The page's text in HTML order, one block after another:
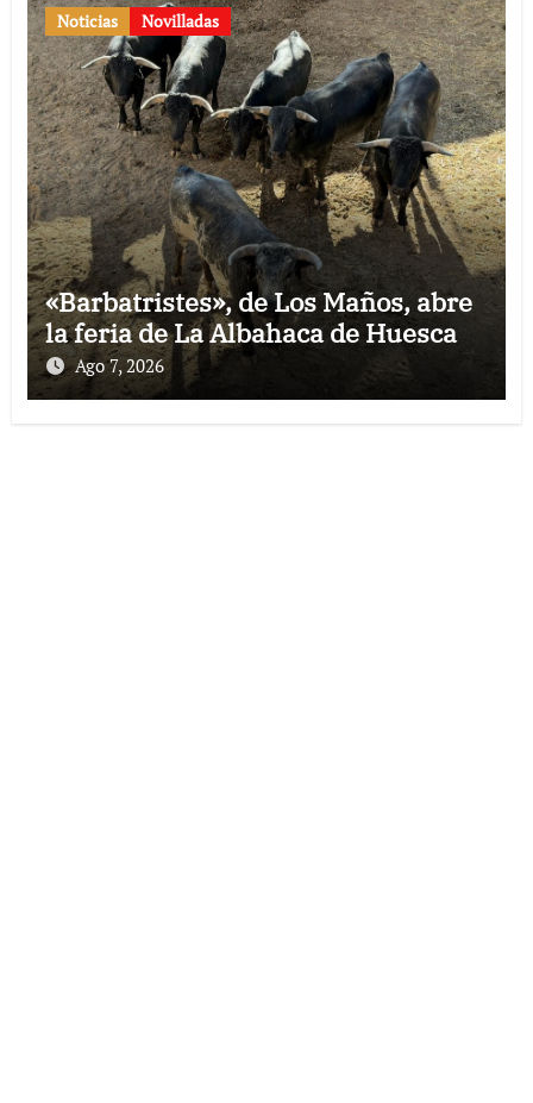
Noticias Novilladas
«Barbatristes», de Los Maños, abre
la feria de La Albahaca de Huesca
Ago 7, 2026